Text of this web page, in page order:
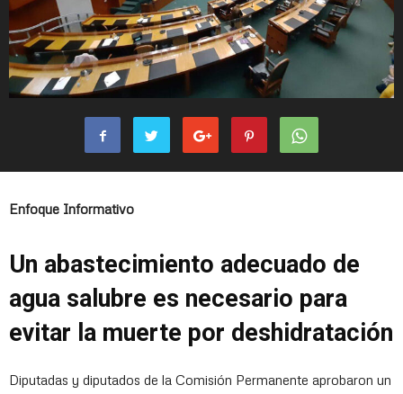
Enfoque Informativo
Un abastecimiento adecuado de
agua salubre es necesario para
evitar la muerte por deshidratación
Diputadas y diputados de la Comisión Permanente aprobaron un